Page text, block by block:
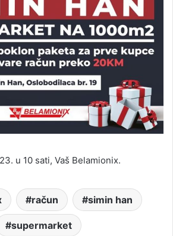
u 10 sati, Vaš Belamionix.
račun simin han
supermarket